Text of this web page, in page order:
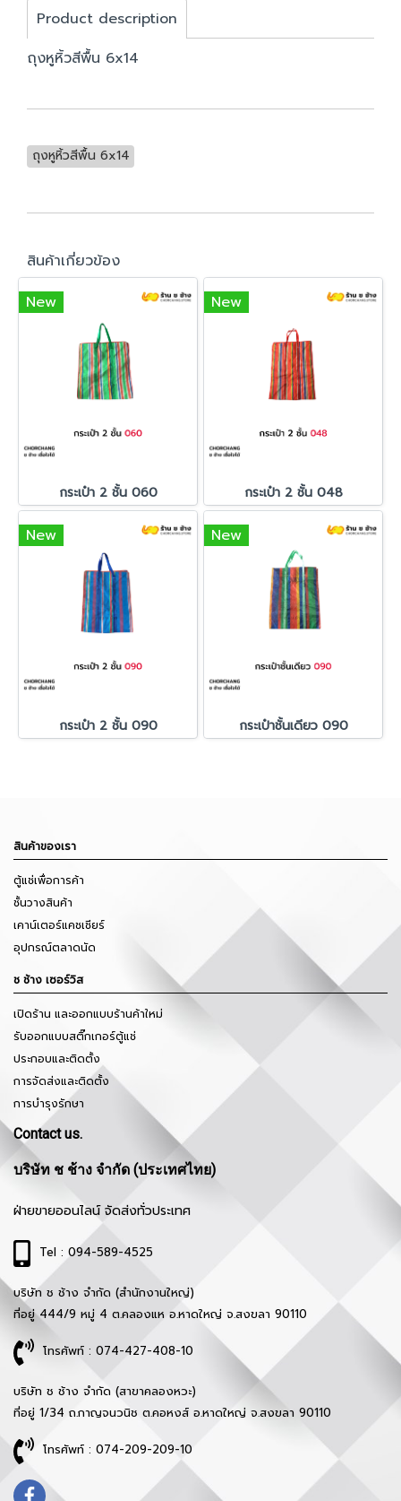
Product description
ถุงหูหิ้วสีพื้น 6x14
ถุงหูหิ้วสีพื้น 6x14
สินค้าเกี่ยวข้อง
New
กระเป๋า 2 ชั้น 060
New
กระเป๋า 2 ชั้น 048
New
กระเป๋า 2 ชั้น 090
New
กระเป๋าชั้นเดียว 090
สินค้าของเรา
ตู้แช่เพื่อการค้า
ชั้นวางสินค้า
เคาน์เตอร์แคชเชียร์
อุปกรณ์ตลาดนัด
ช ช้าง เซอร์วิส
เปิดร้าน และออกแบบร้านค้าใหม่
รับออกแบบสติ๊กเกอร์ตู้แช่
ประกอบและติดตั้ง
การจัดส่งและติดตั้ง
การบำรุงรักษา
Contact us.
บริษัท ช ช้าง จำกัด (ประเทศไทย)
ฝ่ายขายออนไลน์ จัดส่งทั่วประเทศ
Tel : 094-589-4525
บริษัท ช ช้าง จำกัด (สำนักงานใหญ่)
ที่อยู่ 444/9 หมู่ 4 ต.คลองแห อ.หาดใหญ่ จ.สงขลา 90110
โทรศัพท์ : 074-427-408-10
บริษัท ช ช้าง จำกัด (สาขาคลองหวะ)
ที่อยู่ 1/34 ถ.กาญจนวนิช ต.คอหงส์ อ.หาดใหญ่ จ.สงขลา 90110
โทรศัพท์ : 074-209-209-10